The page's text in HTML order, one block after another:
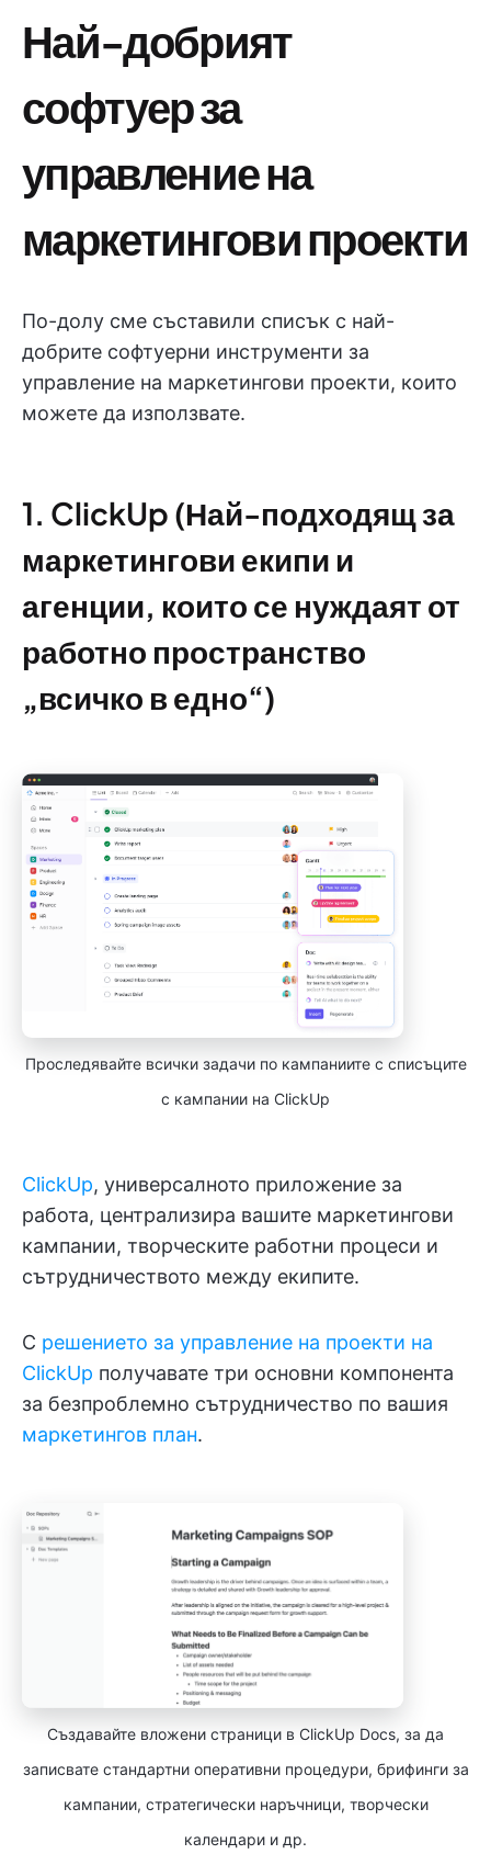
Най-добрият
софтуер за
управление на
маркетингови проекти
По-долу сме съставили списък с най-
добрите софтуерни инструменти за
управление на маркетингови проекти, които
можете да използвате.
1. ClickUp (Най-подходящ за
маркетингови екипи и
агенции, които се нуждаят от
работно пространство
„всичко в едно“)
Проследявайте всички задачи по кампаниите с списъците
с кампании на ClickUp
ClickUp, универсалното приложение за
работа, централизира вашите маркетингови
кампании, творческите работни процеси и
сътрудничеството между екипите.
С решението за управление на проекти на
ClickUp получавате три основни компонента
за безпроблемно сътрудничество по вашия
маркетингов план.
Създавайте вложени страници в ClickUp Docs, за да
записвате стандартни оперативни процедури, брифинги за
кампании, стратегически наръчници, творчески
календари и др.